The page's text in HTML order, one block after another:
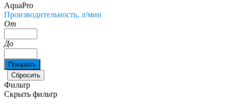
AquaPro
Производительность, л/мин
От
До
Фильтр
Скрыть фильтр